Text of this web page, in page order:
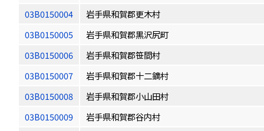
03B0150004
岩手県和賀郡更木村
03B0150005
岩手県和賀郡黒沢尻町
03B0150006
岩手県和賀郡笹間村
03B0150007
岩手県和賀郡十二鏑村
03B0150008
岩手県和賀郡小山田村
03B0150009
岩手県和賀郡谷内村